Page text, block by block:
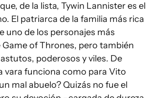
de la lista, Tywin Lannister es el
El patriarca de la familia más rica
uno de los personajes más
of Thrones, pero también
poderosos y viles. De
vara funciona como para Vito
mal abuelo? Quizás no fue el